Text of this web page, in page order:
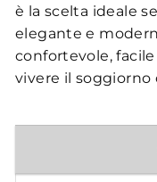
è la scelta ideale
elegante e
confortevole,
vivere il soggiorno